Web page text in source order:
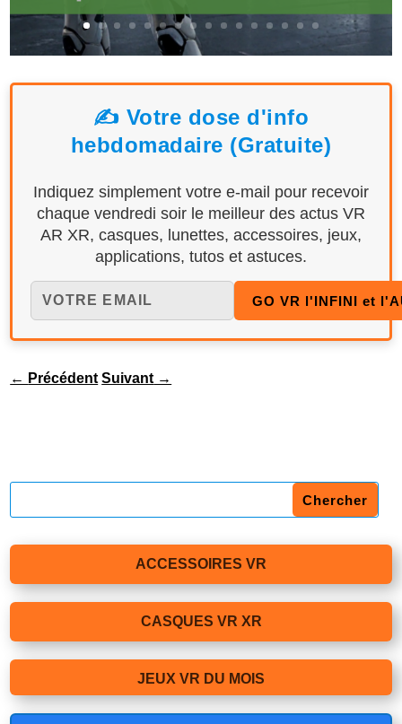
✍️ Votre dose d'info
hebdomadaire (Gratuite)
Indiquez simplement votre e-mail pour recevoir
chaque vendredi soir le meilleur des actus VR
AR XR, casques, lunettes, accessoires, jeux,
applications, tutos et astuces.
← Précédent Suivant →
ACCESSOIRES VR
CASQUES VR XR
JEUX VR DU MOIS